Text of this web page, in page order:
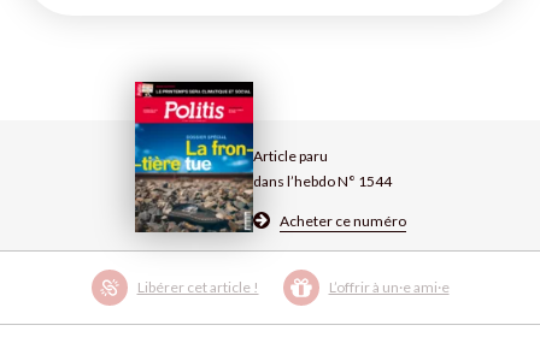
Article paru
dans l’hebdo N° 1544
Acheter ce numéro
Libérer cet article ! L’offrir à un·e ami·e